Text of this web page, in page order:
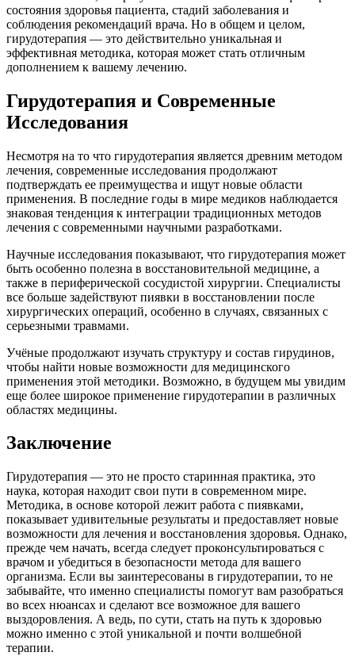
состояния здоровья пациента, стадий заболевания и
соблюдения рекомендаций врача. Но в общем и целом,
гирудотерапия — это действительно уникальная и
эффективная методика, которая может стать отличным
дополнением к вашему лечению.
Гирудотерапия и Современные
Исследования
Несмотря на то что гирудотерапия является древним методом
лечения, современные исследования продолжают
подтверждать ее преимущества и ищут новые области
применения. В последние годы в мире медиков наблюдается
знаковая тенденция к интеграции традиционных методов
лечения с современными научными разработками.
Научные исследования показывают, что гирудотерапия может
быть особенно полезна в восстановительной медицине, а
также в периферической сосудистой хирургии. Специалисты
все больше задействуют пиявки в восстановлении после
хирургических операций, особенно в случаях, связанных с
серьезными травмами.
Учёные продолжают изучать структуру и состав гирудинов,
чтобы найти новые возможности для медицинского
применения этой методики. Возможно, в будущем мы увидим
еще более широкое применение гирудотерапии в различных
областях медицины.
Заключение
Гирудотерапия — это не просто старинная практика, это
наука, которая находит свои пути в современном мире.
Методика, в основе которой лежит работа с пиявками,
показывает удивительные результаты и предоставляет новые
возможности для лечения и восстановления здоровья. Однако,
прежде чем начать, всегда следует проконсультироваться с
врачом и убедиться в безопасности метода для вашего
организма. Если вы заинтересованы в гирудотерапии, то не
забывайте, что именно специалисты помогут вам разобраться
во всех нюансах и сделают все возможное для вашего
выздоровления. А ведь, по сути, стать на путь к здоровью
можно именно с этой уникальной и почти волшебной
терапии.